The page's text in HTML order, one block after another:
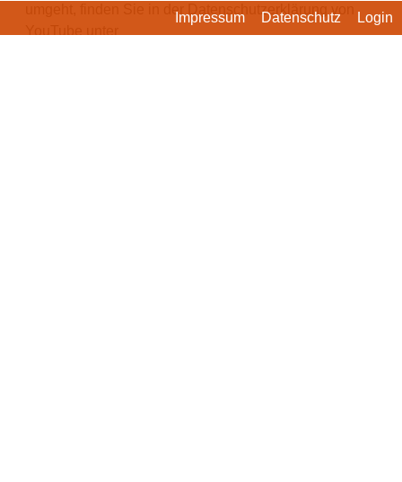
Impressum Datenschutz Login
umgeht, finden Sie in der Datenschutzerklärung von